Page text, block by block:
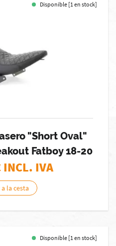
Disponible [1 en stock]
"Short Oval"
Fatboy 18-20
INCL. IVA
la cesta
Disponible [1 en stock]